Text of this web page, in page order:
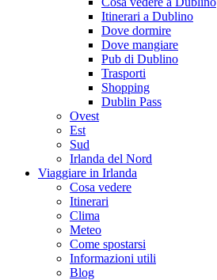
Itinerari a Dublino
Dove dormire
Dove mangiare
Pub di Dublino
Trasporti
Shopping
Dublin Pass
Ovest
Est
Sud
Irlanda del Nord
Viaggiare in Irlanda
Cosa vedere
Itinerari
Clima
Meteo
Come spostarsi
Informazioni utili
Blog